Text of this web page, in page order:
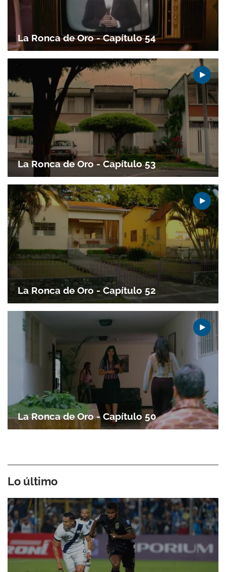
Gracias por suscribirte a nuestro boletín.
ACEPTAR
La Ronca de Oro - Capítulo 54
La Ronca de Oro - Capítulo 53
La Ronca de Oro - Capítulo 52
La Ronca de Oro - Capítulo 50
Lo último